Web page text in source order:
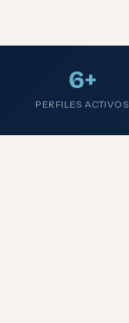
6+
PERFILES ACTIVOS